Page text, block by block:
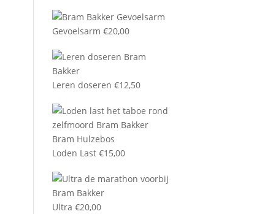
Gevoelsarm €20,00
Leren doseren €12,50
Loden Last €15,00
Ultra €20,00